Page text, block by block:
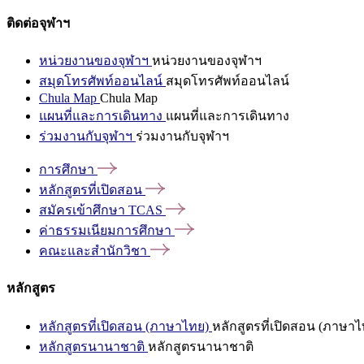
ติดต่อจุฬาฯ
หน่วยงานของจุฬาฯ หน่วยงานของจุฬาฯ
สมุดโทรศัพท์ออนไลน์ สมุดโทรศัพท์ออนไลน์
Chula Map Chula Map
แผนที่และการเดินทาง แผนที่และการเดินทาง
ร่วมงานกับจุฬาฯ ร่วมงานกับจุฬาฯ
การศึกษา
หลักสูตรที่เปิดสอน
สมัครเข้าศึกษา TCAS
ค่าธรรมเนียมการศึกษา
คณะและสำนักวิชา
หลักสูตร
หลักสูตรที่เปิดสอน (ภาษาไทย) หลักสูตรที่เปิดสอน (ภาษาไ
หลักสูตรนานาชาติ หลักสูตรนานาชาติ